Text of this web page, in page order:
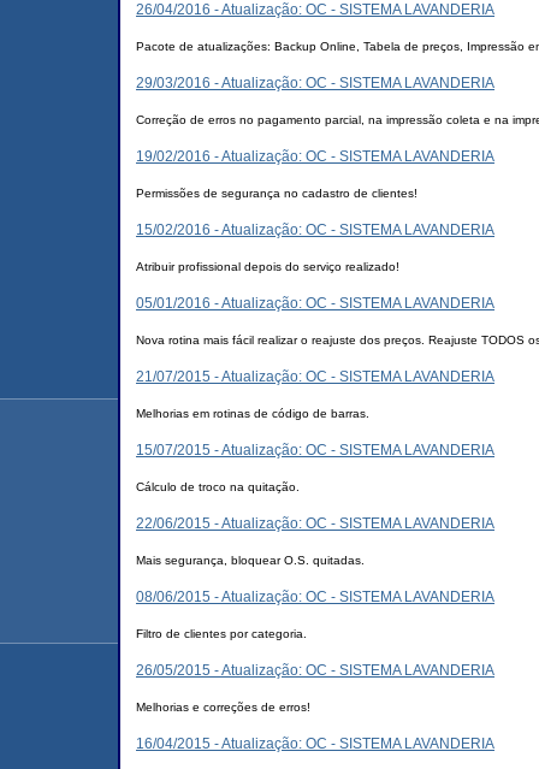
26/04/2016 - Atualização: OC - SISTEMA LAVANDERIA
Pacote de atualizações: Backup Online, Tabela de preços, Impressão
29/03/2016 - Atualização: OC - SISTEMA LAVANDERIA
Correção de erros no pagamento parcial, na impressão coleta e na
19/02/2016 - Atualização: OC - SISTEMA LAVANDERIA
Permissões de segurança no cadastro de clientes!
15/02/2016 - Atualização: OC - SISTEMA LAVANDERIA
Atribuir profissional depois do serviço realizado!
05/01/2016 - Atualização: OC - SISTEMA LAVANDERIA
Nova rotina mais fácil realizar o reajuste dos preços. Reajuste TODOS
21/07/2015 - Atualização: OC - SISTEMA LAVANDERIA
Melhorias em rotinas de código de barras.
15/07/2015 - Atualização: OC - SISTEMA LAVANDERIA
Cálculo de troco na quitação.
22/06/2015 - Atualização: OC - SISTEMA LAVANDERIA
Mais segurança, bloquear O.S. quitadas.
08/06/2015 - Atualização: OC - SISTEMA LAVANDERIA
Filtro de clientes por categoria.
26/05/2015 - Atualização: OC - SISTEMA LAVANDERIA
Melhorias e correções de erros!
16/04/2015 - Atualização: OC - SISTEMA LAVANDERIA